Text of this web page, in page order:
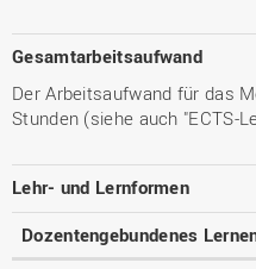
Gesamtarbeitsaufwand
Der Arbeitsaufwand für das
Stunden (siehe auch "ECTS-
Lehr- und Lernformen
Dozentengebundenes